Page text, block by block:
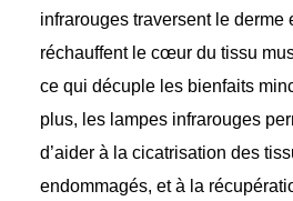
infrarouges traversent le derme
réchauffent le cœur du tissu
ce qui décuple les bienfaits
plus, les lampes infrarouges
d’aider à la cicatrisation des
endommagés, et à la